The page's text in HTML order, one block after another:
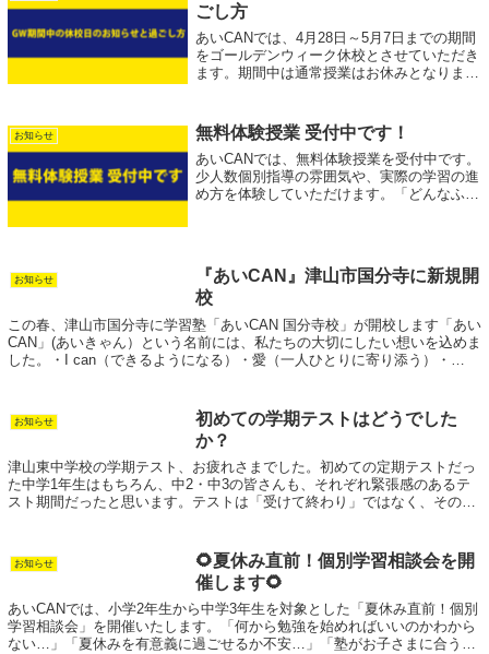
ごし方
あいCANでは、4月28日～5月7日までの期間
をゴールデンウィーク休校とさせていただき
ます。期間中は通常授業はお休みとなります
東中学校の定期テストに向けて、これ...
お知らせ 無料体験授業 受付中です！
あいCANでは、無料体験授業を受付中です。
少人数個別指導の雰囲気や、実際の学習の進
め方を体験していただけます。「どんなふう
お知らせ
『あいCAN』津山市国分寺に新規開
校
この春、津山市国分寺に学習塾「あいCAN 国分寺校」が開校します「あい
CAN」(あいきゃん）という名前には、私たちの大切にしたい想いを込めま
した。・I can（できるようになる）・愛（一人ひとりに寄り添う）・
お知らせ
初めての学期テストはどうでした
か？
津山東中学校の学期テスト、お疲れさまでした。初めての定期テストだっ
た中学1年生はもちろん、中2・中3の皆さんも、それぞれ緊張感のあるテ
スト期間だったと思います。テストは「受けて終わり」ではなく、その後
お知らせ
🌻夏休み直前！個別学習相談会を開
催します🌻
あいCANでは、小学2年生から中学3年生を対象とした「夏休み直前！個別
学習相談会」を開催いたします。「何から勉強を始めればいいのかわから
ない…」「夏休みを有意義に過ごせるか不安…」「塾がお子さまに合うか